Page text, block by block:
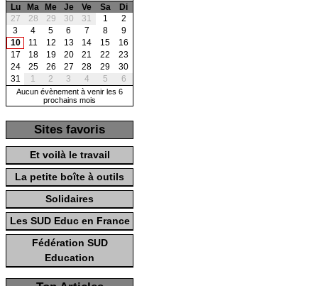
Lu Ma Me Je Ve Sa
Di
27
28 29 30 31 1
2
3
4 5 6 7 8
9
10
11 12 13 14 15
16
17
18 19 20 21 22
23
24
25 26 27 28 29
30
31
1 2 3 4 5 6
Aucun évènement à venir les 6
prochains mois
Sites favoris
Et voilà le travail
La petite boîte à outils
Solidaires
Les SUD Educ en France
Fédération SUD
Education